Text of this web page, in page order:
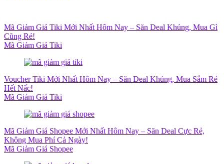
Mã Giảm Giá Tiki Mới Nhất Hôm Nay – Săn Deal Khủng, Mua Gì
Cũng Rẻ!
Mã Giảm Giá Tiki
Voucher Tiki Mới Nhất Hôm Nay – Săn Deal Khủng, Mua Sắm Rẻ
Hết Nấc!
Mã Giảm Giá Tiki
Mã Giảm Giá Shopee Mới Nhất Hôm Nay – Săn Deal Cực Rẻ,
Không Mua Phí Cả Ngày!
Mã Giảm Giá Shopee